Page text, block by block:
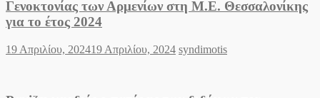
Γενοκτονίας των Αρμενίων στη Μ.Ε. Θεσσαλονίκης
για το έτος 2024
Posted
19 Απριλίου, 202419 Απριλίου, 2024 Author
syndimotis